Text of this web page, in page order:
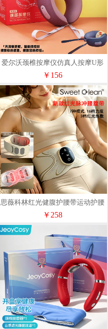
爱尔沃颈椎按摩仪仿真人按摩U形
枕
￥156
思薇科林红光健腹护腰带运动护腰
带热敷按摩仪YK-JF08
￥258